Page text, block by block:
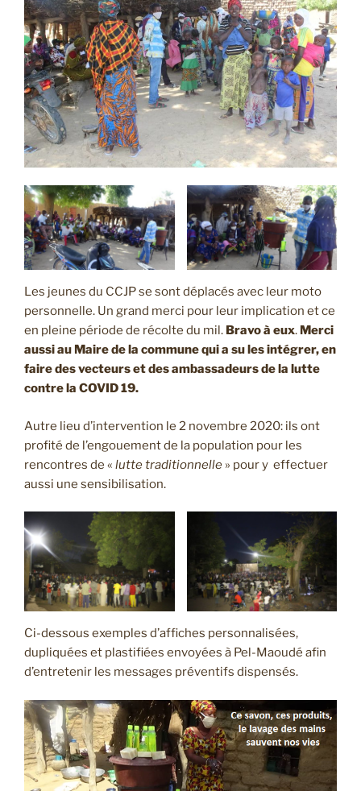
Les jeunes du CCJP se sont déplacés avec leur moto
personnelle. Un grand merci pour leur implication et ce
en pleine période de récolte du mil. Bravo à eux. Merci
aussi au Maire de la commune qui a su les intégrer, en
faire des vecteurs et des ambassadeurs de la lutte
contre la COVID 19.
Autre lieu d’intervention le 2 novembre 2020: ils ont
profité de l’engouement de la population pour les
rencontres de « lutte traditionnelle » pour y effectuer
aussi une sensibilisation.
Ci-dessous exemples d’affiches personnalisées,
dupliquées et plastifiées envoyées à Pel-Maoudé afin
d’entretenir les messages préventifs dispensés.